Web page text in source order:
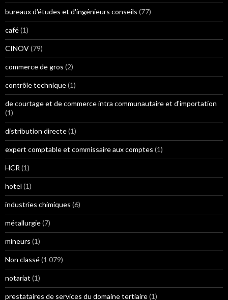
bureaux d'études et d'ingénieurs conseils (77)
café(1)
CINOV(79)
commerce de gros (2)
contrôle technique(1)
de courtage et de commerce intra communautaire et d'importation
(1)
distribution directe(1)
expert comptable et commissaire aux comptes (1)
HCR (1)
hotel (1)
industries chimiques (6)
métallurgie(7)
mineurs (1)
Non classé(1 079)
notariat (1)
prestataires de services du domaine tertiaire(1)